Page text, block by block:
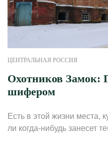
ЦЕНТРАЛЬНАЯ РОССИЯ
Охотников Замок:
шифером
Есть в этой жизни места,
ли когда-нибудь занесет